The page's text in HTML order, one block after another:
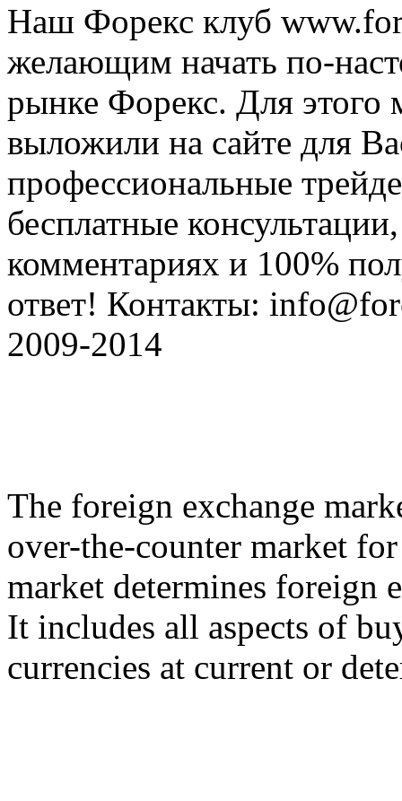
Наш Форекс клуб
желающим начать по-
рынке Форекс. Для этого
выложили на сайте для
профессиональные
бесплатные
комментариях и 100%
ответ! Контакты:
2009-2014
The foreign exchange
over-the-counter market
market determines foreign
It includes all aspects of
currencies at current or